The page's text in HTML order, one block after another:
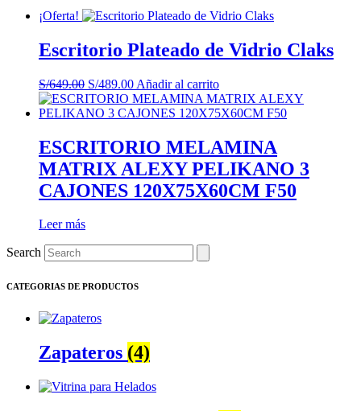
¡Oferta!
Escritorio Plateado de Vidrio Claks
S/649.00 El
precio
original
S/649.00.
S/489.00El
precio
actual
S/489.00.
Añadir al carrito
ESCRITORIO MELAMINA
MATRIX ALEXY PELIKANO 3
CAJONES 120X75X60CM F50
Leer más
Search
CATEGORIAS DE PRODUCTOS
Zapateros (4)